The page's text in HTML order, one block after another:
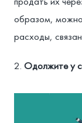
образом, можно
расходы,
Одолжите у